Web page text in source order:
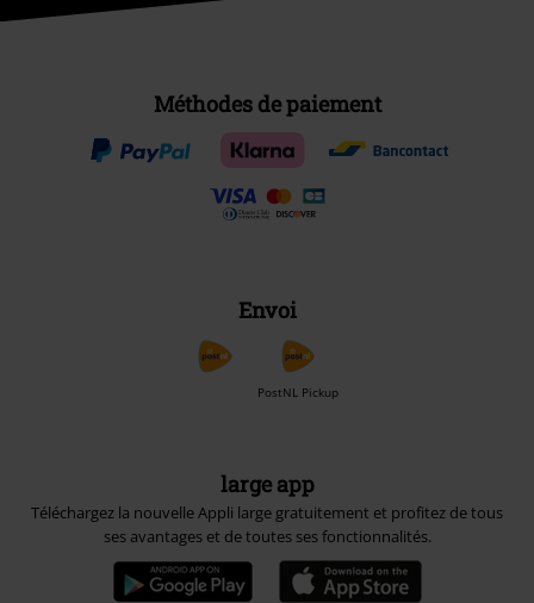
Méthodes de paiement
Envoi
PostNL Pickup
large app
Téléchargez la nouvelle Appli large gratuitement et profitez de tous
ses avantages et de toutes ses fonctionnalités.